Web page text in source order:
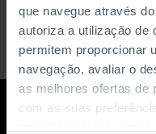
que navegue através
autoriza a utilização de
permitem proporcionar
navegação, avaliar o
as melhores ofertas de
com as suas